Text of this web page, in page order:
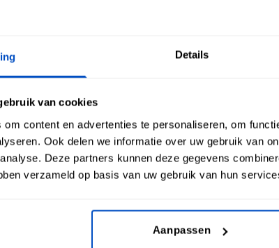
Details
van cookies
om content en advertenties te personaliseren, om
Ook delen we informatie over uw gebruik van
Deze partners kunnen deze gegevens
verzameld op basis van uw gebruik van hun
Aanpassen
als ze goede dingen hebben gehoord
waardoor de markt voor babykleding en -
artikelen zoals dekens van muslin of
allemaal leuke geschenken waar ouders veel
relatief klein waardoor je ze snel kunt
voor een babyafdeling waar je leuke
muslin of zelfs merinowol.